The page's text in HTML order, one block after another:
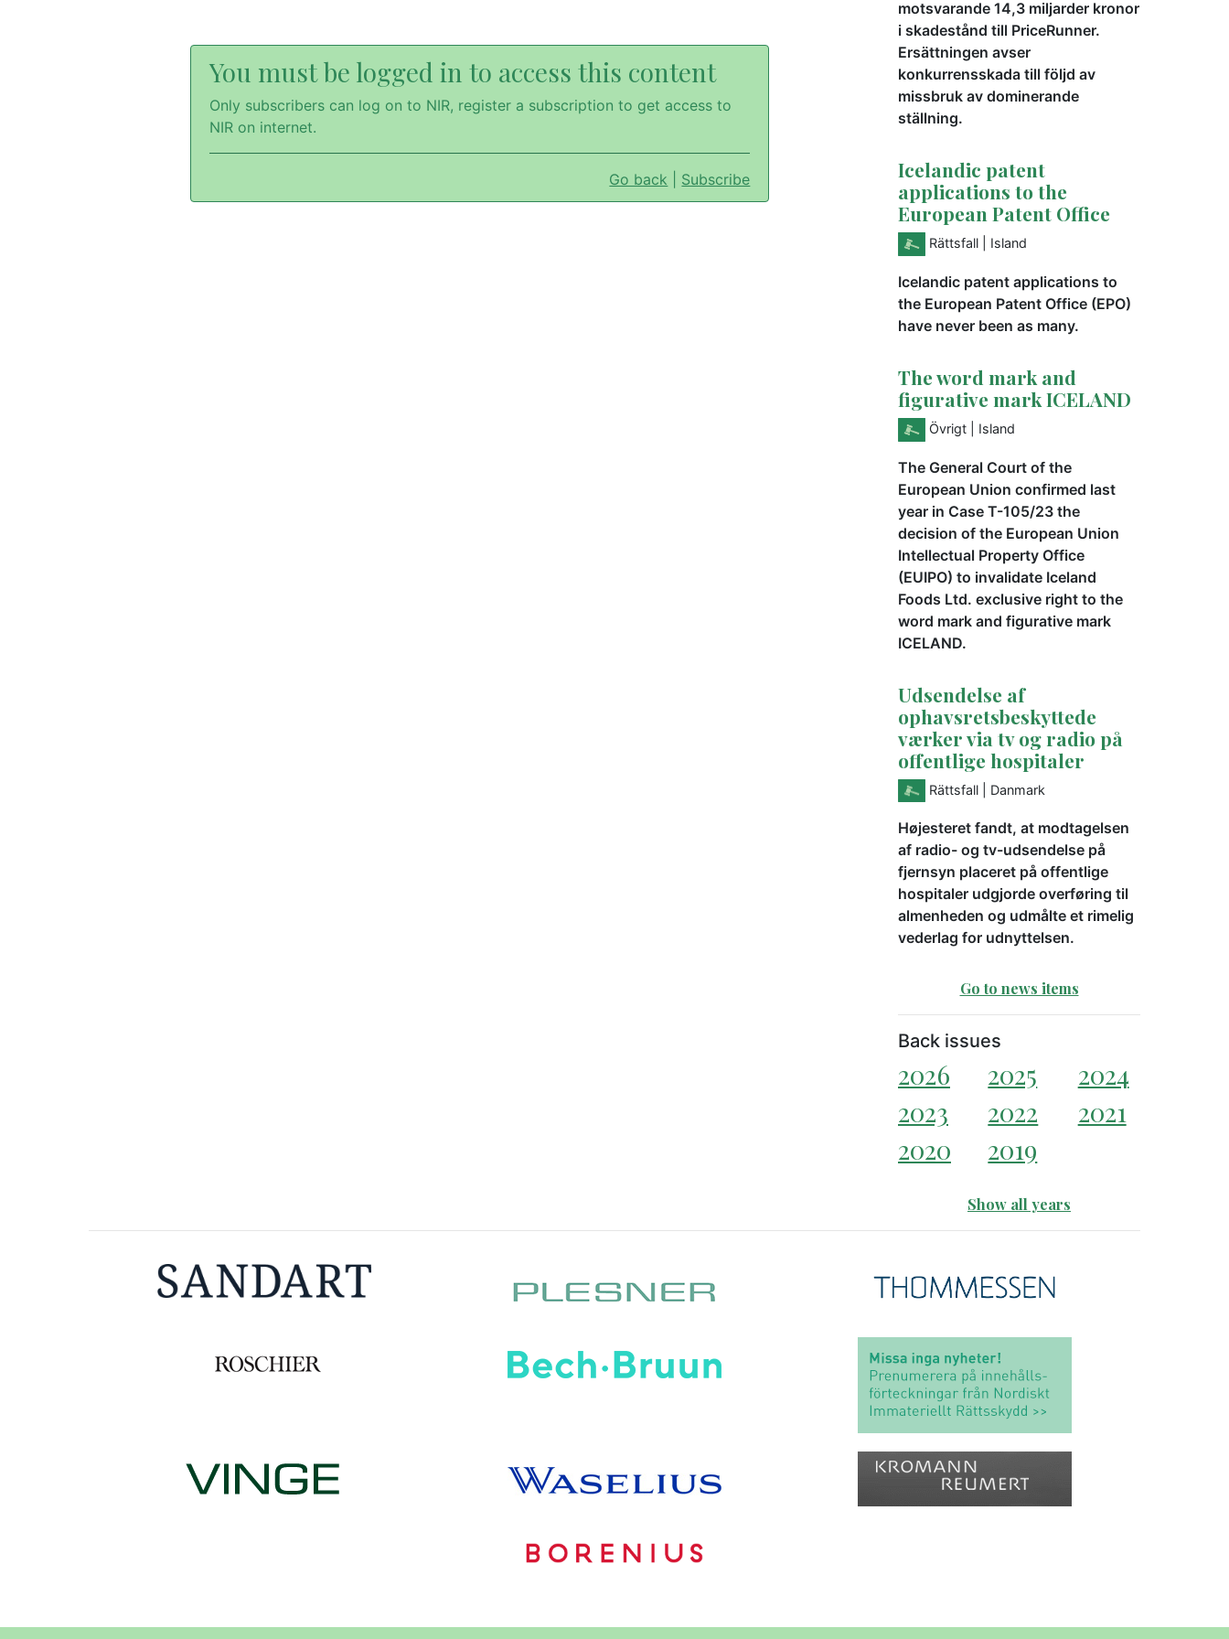
You must be logged in to access this content
Only subscribers can log on to NIR, register a subscription to get access to
NIR on internet.
Go back Subscribe
motsvarande 14,3 miljarder kronor
i skadestånd till PriceRunner.
Ersättningen avser
konkurrensskada till följd av
missbruk av dominerande
ställning.
Icelandic patent
applications to the
European Patent Office
Rättsfall | Island
Icelandic patent applications to
the European Patent Office (EPO)
have never been as many.
The word mark and
figurative mark ICELAND
Övrigt | Island
The General Court of the
European Union confirmed last
year in Case T-105/23 the
decision of the European Union
Intellectual Property Office
(EUIPO) to invalidate Iceland
Foods Ltd. exclusive right to the
word mark and figurative mark
ICELAND.
Udsendelse af
ophavsretsbeskyttede
værker via tv og radio på
offentlige hospitaler
Rättsfall | Danmark
Højesteret fandt, at modtagelsen
af radio- og tv-udsendelse på
fjernsyn placeret på offentlige
hospitaler udgjorde overføring til
almenheden og udmålte et rimelig
vederlag for udnyttelsen.
Go to news items
Back issues
2026 2025
2024
2023
2022
2021
2020
2019
Show all years